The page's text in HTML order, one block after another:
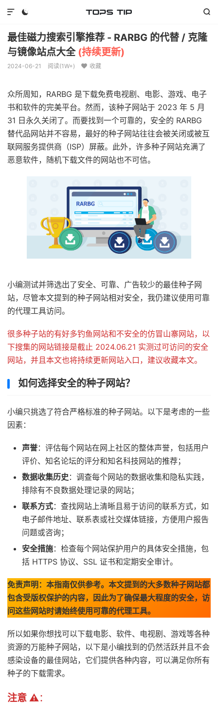
 

最佳磁力搜索引擎推荐 - RARBG 的代替 / 克隆
与镜像站点大全 (持续更新)
2024-06-21 阅读(1W+)  收藏
众所周知，RARBG 是下载免费电视剧、电影、游戏、电子
书和软件的完美平台。然而，该种子网站于 2023 年 5 月
31 日永久关闭了。而要找到一个可靠的，安全的 RARBG
替代品网站并不容易，最好的种子网站往往会被关闭或被互
联网服务提供商（ISP）屏蔽。此外，许多种子网站充满了
恶意软件，随机下载文件的网站也不可信。
小编测试并筛选出了安全、可靠、广告较少的最佳种子网
站，尽管本文提到的种子网站相对安全，我仍建议使用可靠
的代理工具访问。
很多种子站的有好多钓鱼网站和不安全的仿冒山寨网站，以
下搜集的网站链接是截止 2024.06.21 实测过可访问的安全
网站，并且本文也将持续更新网站入口，建议收藏本文。
如何选择安全的种子网站？
小编只挑选了符合严格标准的种子网站。以下是考虑的一些
因素：
声誉：评估每个网站在网上社区的整体声誉，包括用户
评价、知名论坛的评分和知名科技网站的推荐；
数据收集历史 ：调查每个网站的数据收集和隐私实践，
排除有不良数据处理记录的网站；
联系方式：查找网站上清晰且易于访问的联系方式，如
电子邮件地址、联系表或社交媒体链接，方便用户报告
问题或咨询；
安全措施：检查每个网站保护用户的具体安全措施，包
括 HTTPS 协议、SSL 证书和定期安全审计。
免责声明：本指南仅供参考。本文提到的大多数种子网站都
包含受版权保护的内容，因此为了确保最大程度的安全，访
问这些网站时请始终使用可靠的代理工具。
所以如果你想找可以下载电影、软件、电视剧、游戏等各种
资源的万能种子网站，以下是小编找到的仍然活跃并且不会
感染设备的最佳网站，它们提供各种内容，可以满足你所有
种子的下载需求。
注意 ⚠️：